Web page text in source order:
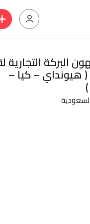
البركة التجارية
( هيونداي – كيا –